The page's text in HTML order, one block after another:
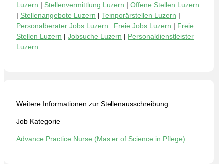
Luzern | Stellenvermittlung Luzern | Offene Stellen Luzern
| Stellenangebote Luzern | Temporärstellen Luzern |
Personalberater Jobs Luzern | Freie Jobs Luzern | Freie
Stellen Luzern | Jobsuche Luzern | Personaldienstleister
Luzern
Weitere Informationen zur Stellenausschreibung
Job Kategorie
Advance Practice Nurse (Master of Science in Pflege)